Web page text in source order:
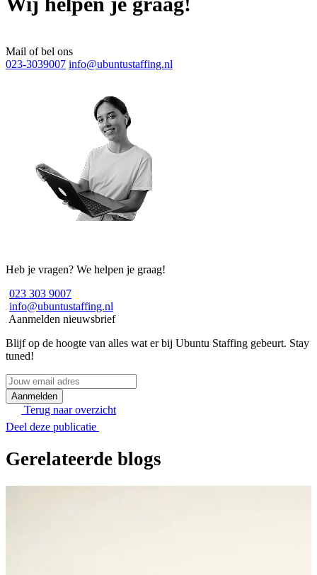
Mail of bel ons
023-3039007 info@ubuntustaffing.nl
Heb je vragen? We helpen je graag!
023 303 9007
info@ubuntustaffing.nl
Aanmelden nieuwsbrief
Blijf op de hoogte van alles wat er bij Ubuntu Staffing gebeurt. Stay
tuned!
Jouw
email
adresTerug naar overzicht
Deel deze publicatie
Gerelateerde blogs